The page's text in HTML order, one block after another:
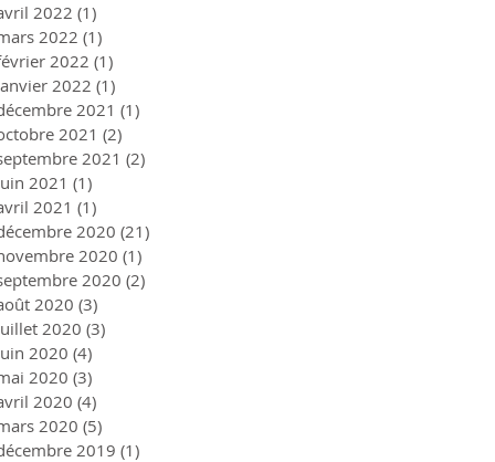
2022 (1)
2022 (1)
2022 (1)
2022 (1)
2021 (1)
2021 (2)
2021 (2)
2021 (1)
2021 (1)
2020 (21)
2020 (1)
2020 (2)
2020 (3)
2020 (3)
2020 (4)
2020 (3)
2020 (4)
2020 (5)
2019 (1)